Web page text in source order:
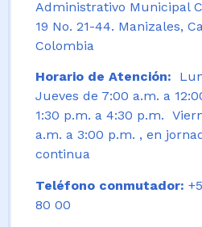
Administrativo Municipal
19 No. 21-44. Manizales,
Colombia
Horario de Atención:
Jueves de 7:00 a.m. a
1:30 p.m. a 4:30 p.m.
a.m. a 3:00 p.m. , en
continua
Teléfono conmutador:
80 00